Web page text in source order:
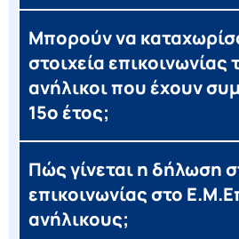
Μπορούν να
στοιχεία
ανήλικοι που έχουν
15ο έτος;
Πώς γίνεται η δήλωση
επικοινωνίας στο
ανήλικους;